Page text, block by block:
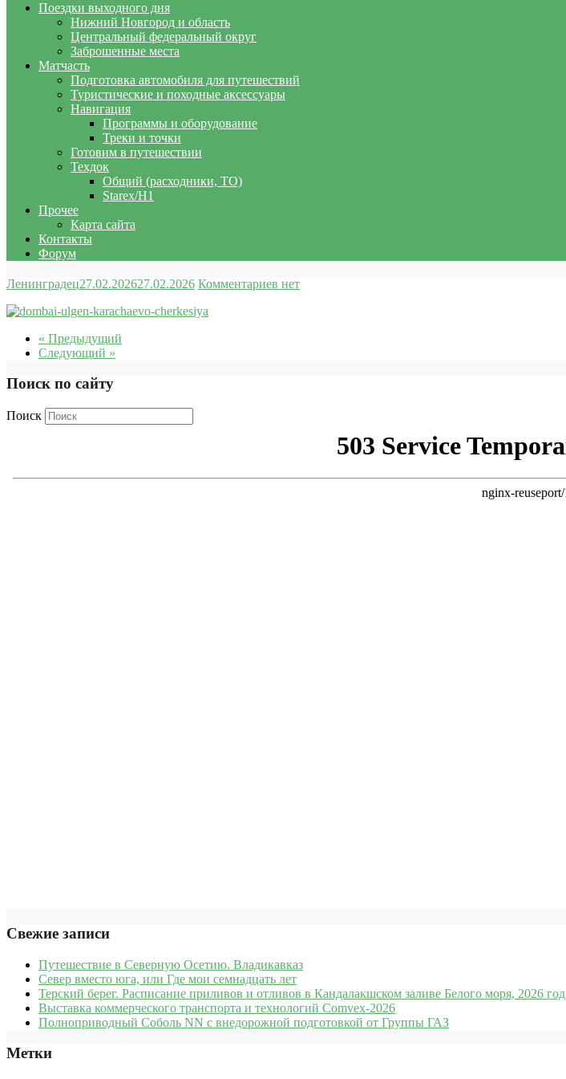
Поездки выходного дня
Нижний Новгород и область
Центральный федеральный округ
Заброшенные места
Матчасть
Подготовка автомобиля для путешествий
Туристические и походные аксессуары
Навигация
Программы и оборудование
Треки и точки
Готовим в путешествии
Техдок
Общий (расходники, ТО)
Starex/H1
Прочее
Карта сайта
Контакты
Форум
Ленинградец27.02.202627.02.2026 Комментариев нет
« Предыдущий
Следующий »
Поиск по сайту
Поиск
Свежие записи
Путешествие в Северную Осетию. Владикавказ
Север вместо юга, или Где мои семнадцать лет
Терский берег. Расписание приливов и отливов в Кандалакшском заливе Белого моря, 2026 год
Выставка коммерческого транспорта и технологий Comvex-2026
Полноприводный Соболь NN с внедорожной подготовкой от Группы ГАЗ
Метки